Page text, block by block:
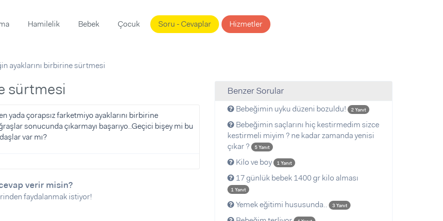
Hamilelik Bebek Çocuk Soru - Cevaplar Hizmetler
ayaklarını birbirine sürtmesi
sürtmesi
yada çorapsız farketmiyo ayaklarını birbirine
sonucunda çıkarmayı başarıyo..Geçici bişey mi bu
var mı?
verir misin?
faydalanmak istiyor!
Benzer Sorular
Bebeğimin uyku düzeni bozuldu! 2 Yanıt
Bebeğimin saçlarını hiç kestirmedim sizce
kestirmeli miyim ? ne kadar zamanda yenisi
çıkar ?
5 Yanıt
Kilo ve boy 1 Yanıt
17 günlük bebek 1400 gr kilo alması
1 Yanıt
Yemek eğitimi hususunda.. 3 Yanıt